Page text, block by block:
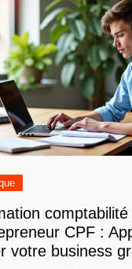
comptabilité
CPF :
votre business